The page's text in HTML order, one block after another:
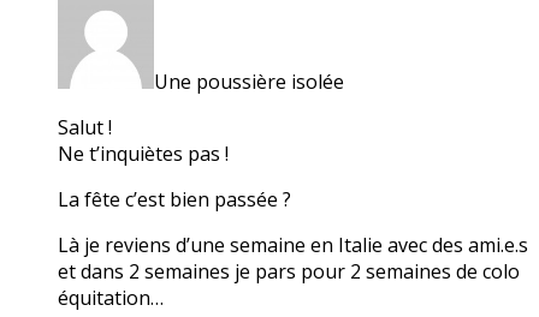
Une poussière isolée
Salut !
Ne t’inquiètes pas !
La fête c’est bien passée ?
Là je reviens d’une semaine en Italie avec des ami.e.s
et dans 2 semaines je pars pour 2 semaines de colo
équitation…